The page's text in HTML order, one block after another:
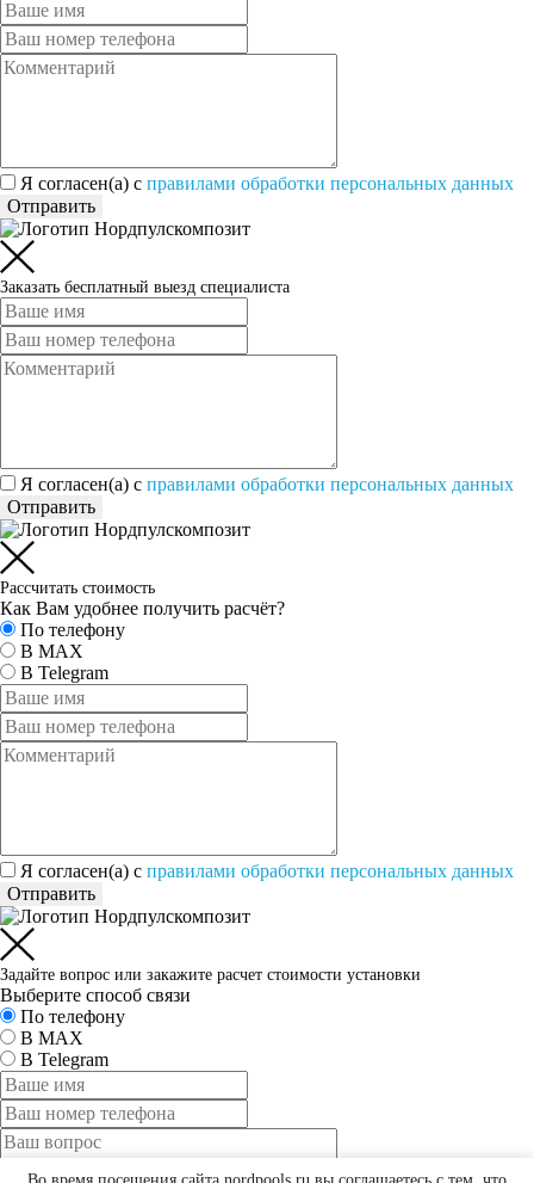
Я согласен(а) c правилами обработки персональных данных
Отправить
Заказать бесплатный выезд специалиста
Я согласен(а) c правилами обработки персональных данных
Отправить
Рассчитать стоимость
Как Вам удобнее получить расчёт?
По телефону
В MAX
В Telegram
Я согласен(а) c правилами обработки персональных данных
Отправить
Задайте вопрос или закажите расчет стоимости установки
Выберите способ связи
По телефону
В MAX
В Telegram